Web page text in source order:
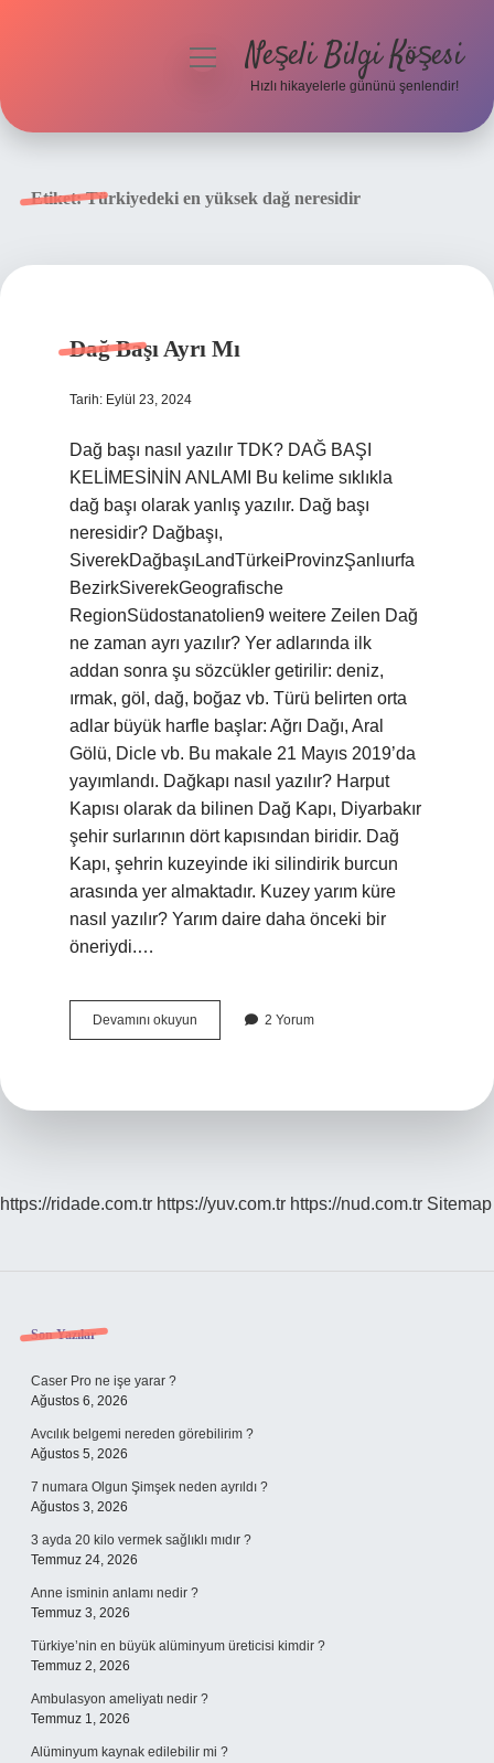
menüyüNeşeli Bilgi Köşesi
Hızlı hikayelerle gününü şenlendir!
Etiket:Türkiyedeki en yüksek dağ neresidir
Dağ Başı Ayrı Mı
Tarih: Eylül 23, 2024
Dağ başı nasıl yazılır TDK? DAĞ BAŞI
KELİMESİNİN ANLAMI Bu kelime sıklıkla
dağ başı olarak yanlış yazılır. Dağ başı
neresidir? Dağbaşı,
SiverekDağbaşıLandTürkeiProvinzŞanlıurfa
BezirkSiverekGeografische
RegionSüdostanatolien9 weitere Zeilen Dağ
ne zaman ayrı yazılır? Yer adlarında ilk
addan sonra şu sözcükler getirilir: deniz,
ırmak, göl, dağ, boğaz vb. Türü belirten orta
adlar büyük harfle başlar: Ağrı Dağı, Aral
Gölü, Dicle vb. Bu makale 21 Mayıs 2019’da
yayımlandı. Dağkapı nasıl yazılır? Harput
Kapısı olarak da bilinen Dağ Kapı, Diyarbakır
şehir surlarının dört kapısından biridir. Dağ
Kapı, şehrin kuzeyinde iki silindirik burcun
arasında yer almaktadır. Kuzey yarım küre
nasıl yazılır? Yarım daire daha önceki bir
öneriydi.…
Devamını okuyun
Başı
2 Yorum
https://ridade.com.tr https://yuv.com.tr https://nud.com.tr Sitemap
Sidebar
Son Yazılar
Caser Pro ne işe yarar ?
Ağustos 6, 2026
Avcılık belgemi nereden görebilirim ?
Ağustos 5, 2026
7 numara Olgun Şimşek neden ayrıldı ?
Ağustos 3, 2026
3 ayda 20 kilo vermek sağlıklı mıdır ?
Temmuz 24, 2026
Anne isminin anlamı nedir ?
Temmuz 3, 2026
Türkiye’nin en büyük alüminyum üreticisi kimdir ?
Temmuz 2, 2026
Ambulasyon ameliyatı nedir ?
Temmuz 1, 2026
Alüminyum kaynak edilebilir mi ?